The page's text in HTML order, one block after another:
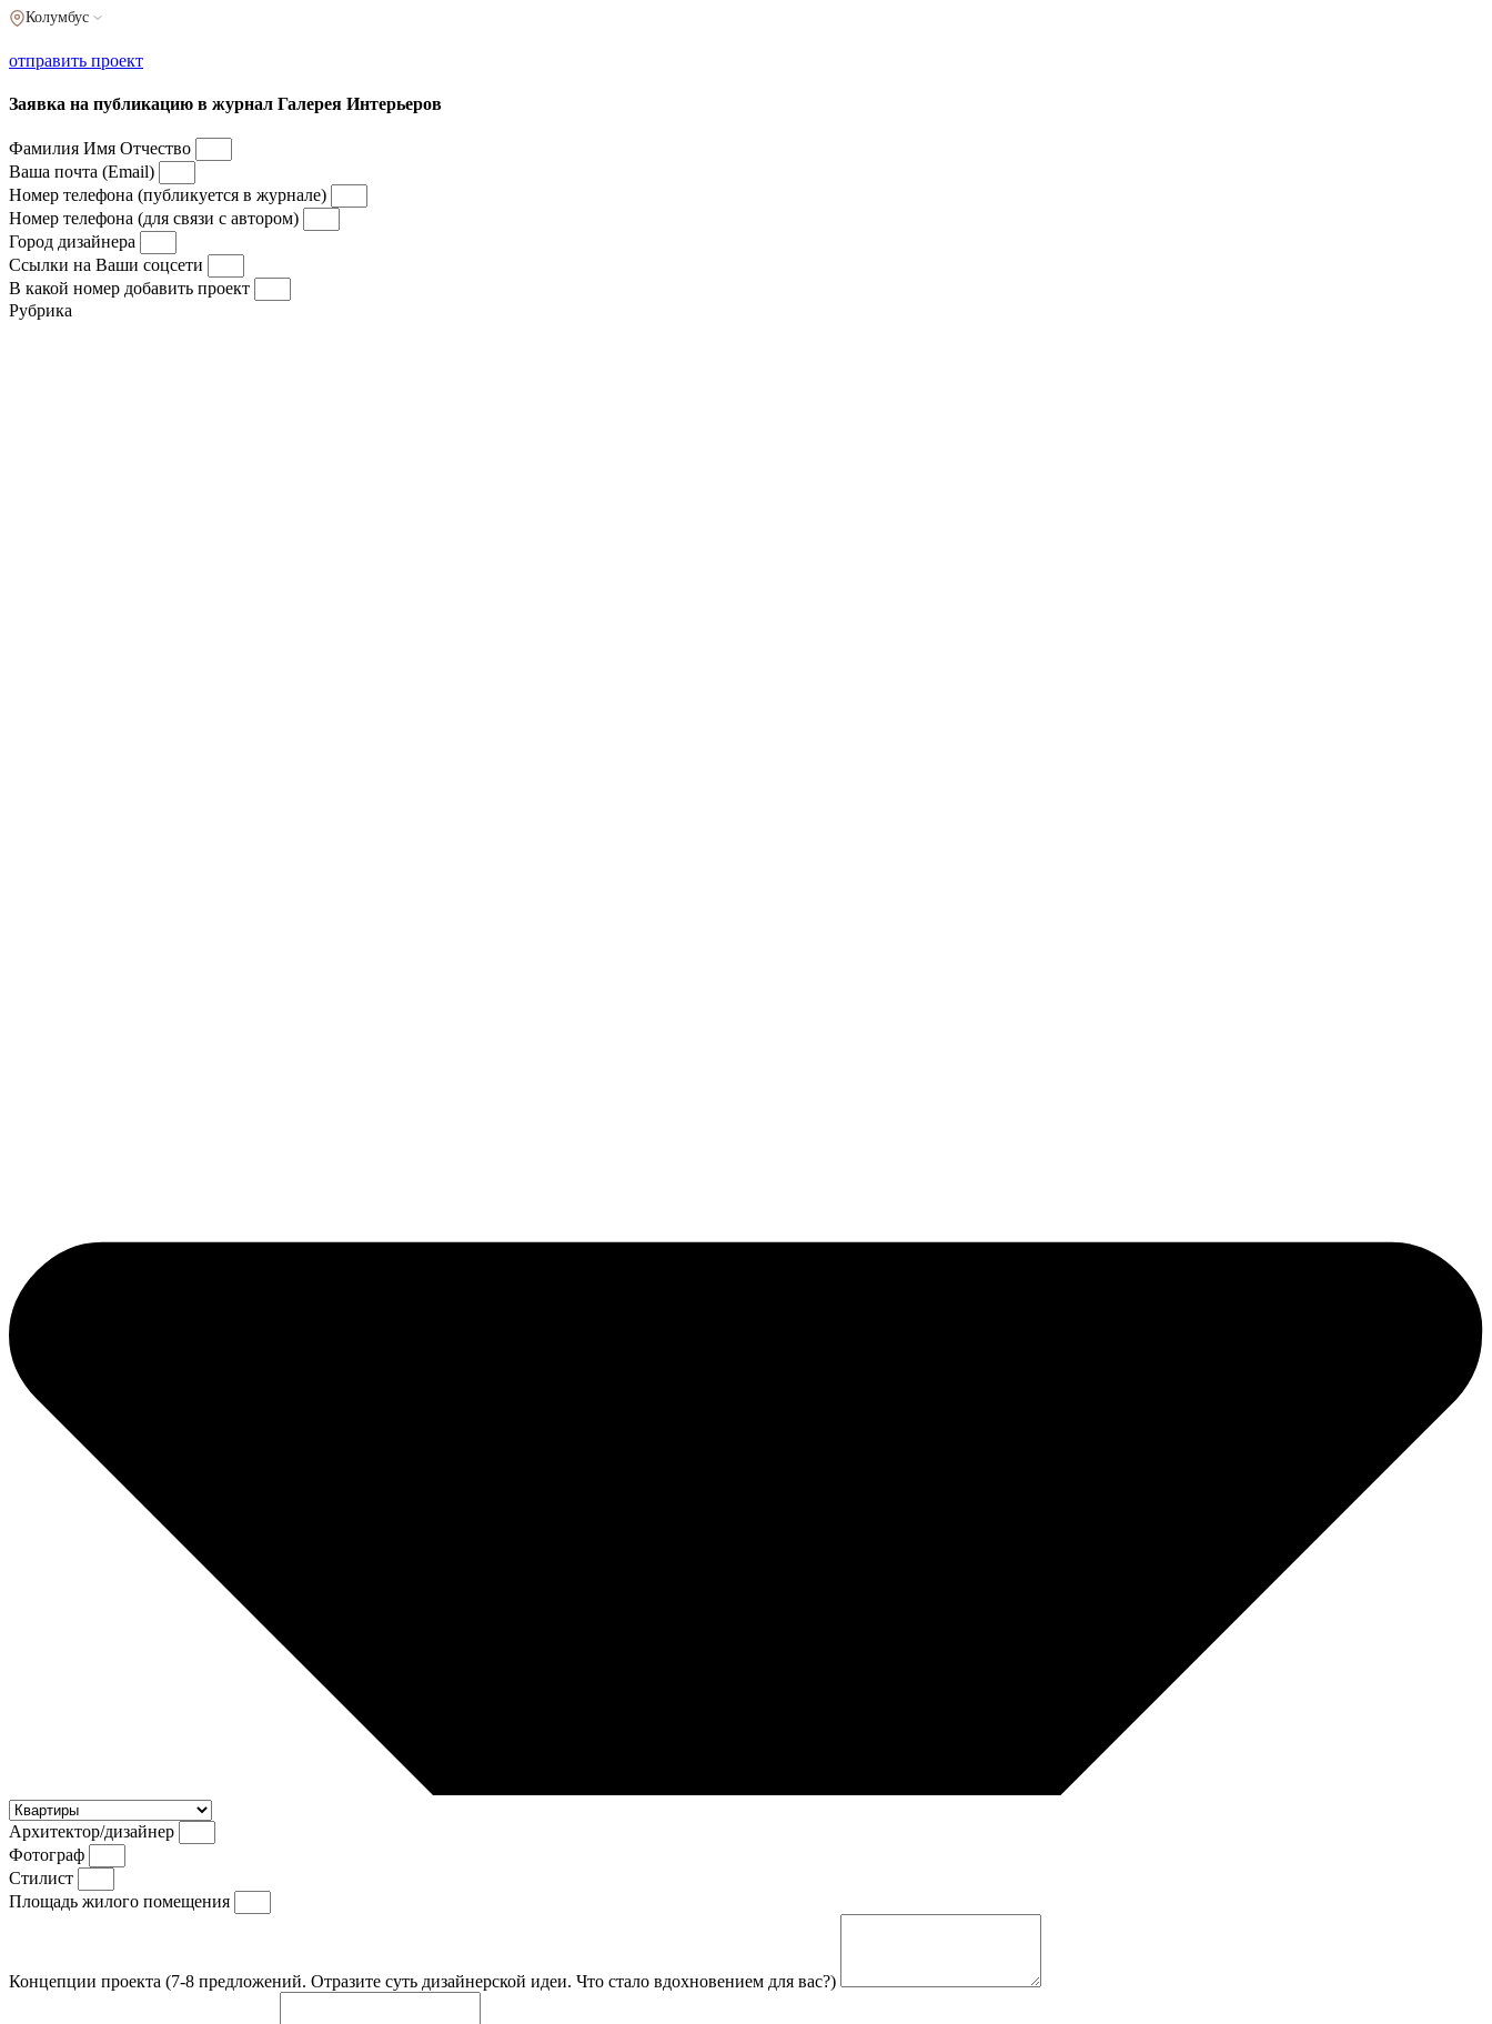
Колумбус
отправить проект
Заявка на публикацию в журнал Галерея Интерьеров
Фамилия Имя Отчество
Ваша почта (Email)
Номер телефона (публикуется в журнале)
Номер телефона (для связи с автором)
Город дизайнера
Ссылки на Ваши соцсети
В какой номер добавить проект
Рубрика
Архитектор/дизайнер
Фотограф
Стилист
Площадь жилого помещения
Концепции проекта (7-8 предложений. Отразите суть дизайнерской идеи. Что стало вдохновением для вас?)